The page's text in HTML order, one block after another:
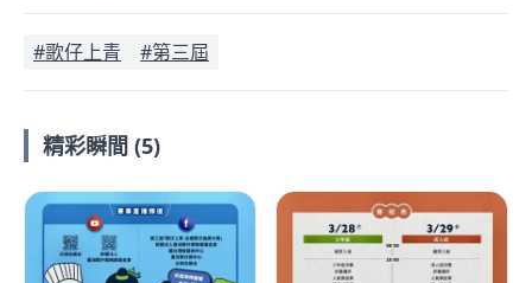
#歌仔上青 #第三屆
精彩瞬間 (5)